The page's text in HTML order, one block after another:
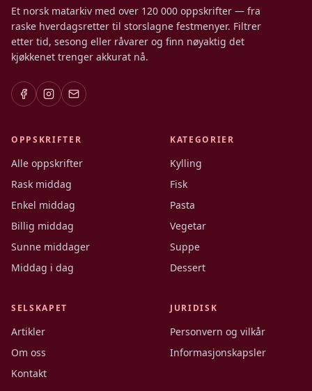
Et norsk matarkiv med over 120 000 oppskrifter — fra
raske hverdagsretter til storslagne festmenyer. Filtrer
etter tid, sesong eller råvarer og finn nøyaktig det
kjøkkenet trenger akkurat nå.
OPPSKRIFTER
Alle oppskrifter
Rask middag
Enkel middag
Billig middag
Sunne middager
Middag i dag
KATEGORIER
Kylling
Fisk
Pasta
Vegetar
Suppe
Dessert
SELSKAPET
Artikler
Om oss
Kontakt
JURIDISK
Personvern og vilkår
Informasjonskapsler